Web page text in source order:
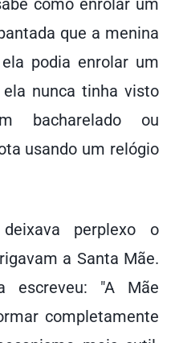
como enrolar um
que a menina
podia enrolar um
nunca tinha visto
bacharelado ou
usando um relógio
perplexo o
a Santa Mãe.
escreveu: "A Mãe
completamente